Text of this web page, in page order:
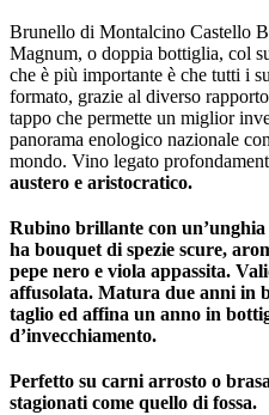
Brunello di Montalcino Castello
Magnum, o doppia bottiglia, col
che è più importante è che tutti i
formato, grazie al diverso
tappo che permette un miglior
panorama enologico nazionale
mondo. Vino legato
austero e aristocratico.
Rubino brillante con
ha bouquet di spezie scure,
pepe nero e viola appassita.
affusolata. Matura due anni in
taglio ed affina un anno in
d’invecchiamento.
Perfetto su carni arrosto o
stagionati come quello di fossa.